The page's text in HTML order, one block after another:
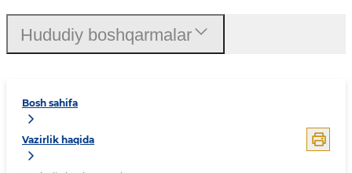
Bosh sahifa
Vazirlik haqida
Hududiy boshqarmalar